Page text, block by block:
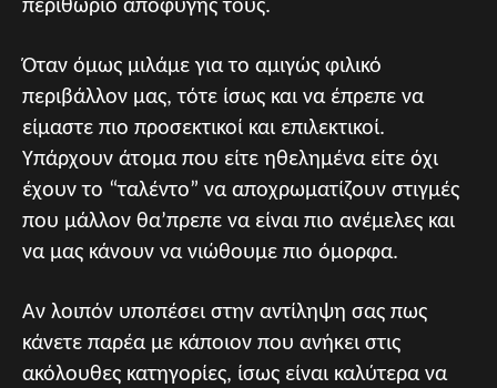
περιθώριο αποφυγής τους.
Όταν όμως μιλάμε για το αμιγώς φιλικό
περιβάλλον μας, τότε ίσως και να έπρεπε να
είμαστε πιο προσεκτικοί και επιλεκτικοί.
Υπάρχουν άτομα που είτε ηθελημένα είτε όχι
έχουν το “ταλέντο” να αποχρωματίζουν στιγμές
που μάλλον θα’πρεπε να είναι πιο ανέμελες και
να μας κάνουν να νιώθουμε πιο όμορφα.
Αν λοιπόν υποπέσει στην αντίληψη σας πως
κάνετε παρέα με κάποιον που ανήκει στις
ακόλουθες κατηγορίες, ίσως είναι καλύτερα να